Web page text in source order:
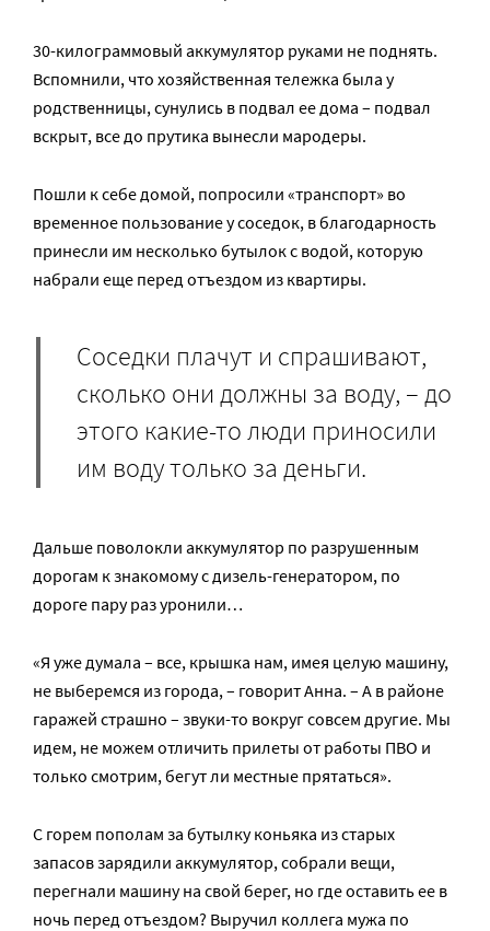
30-килограммовый аккумулятор руками не поднять.
Вспомнили, что хозяйственная тележка была у
родственницы, сунулись в подвал ее дома – подвал
вскрыт, все до прутика вынесли мародеры.
Пошли к себе домой, попросили «транспорт» во
временное пользование у соседок, в благодарность
принесли им несколько бутылок с водой, которую
набрали еще перед отъездом из квартиры.
Соседки плачут и спрашивают,
сколько они должны за воду, – до
этого какие-то люди приносили
им воду только за деньги.
Дальше поволокли аккумулятор по разрушенным
дорогам к знакомому с дизель-генератором, по
дороге пару раз уронили…
«Я уже думала – все, крышка нам, имея целую машину,
не выберемся из города, – говорит Анна. – А в районе
гаражей страшно – звуки-то вокруг совсем другие. Мы
идем, не можем отличить прилеты от работы ПВО и
только смотрим, бегут ли местные прятаться».
С горем пополам за бутылку коньяка из старых
запасов зарядили аккумулятор, собрали вещи,
перегнали машину на свой берег, но где оставить ее в
ночь перед отъездом? Выручил коллега мужа по